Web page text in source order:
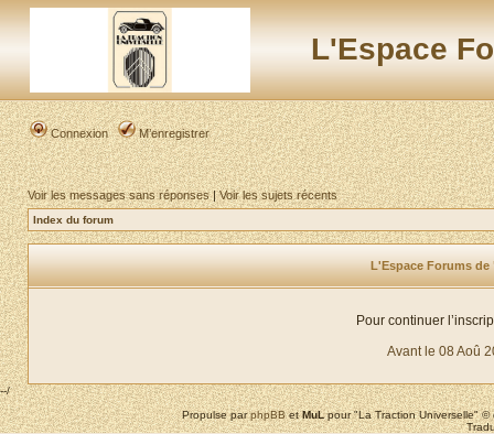
L'Espace
Connexion M’enregistrer
Voir les messages sans réponses|Voir les sujets récents
Index du forum
L'Espace Forums
Pour continuer
Avant le 08 Aoû
--/
Propulse parphpBBetMuLpour "La Traction Universelle"